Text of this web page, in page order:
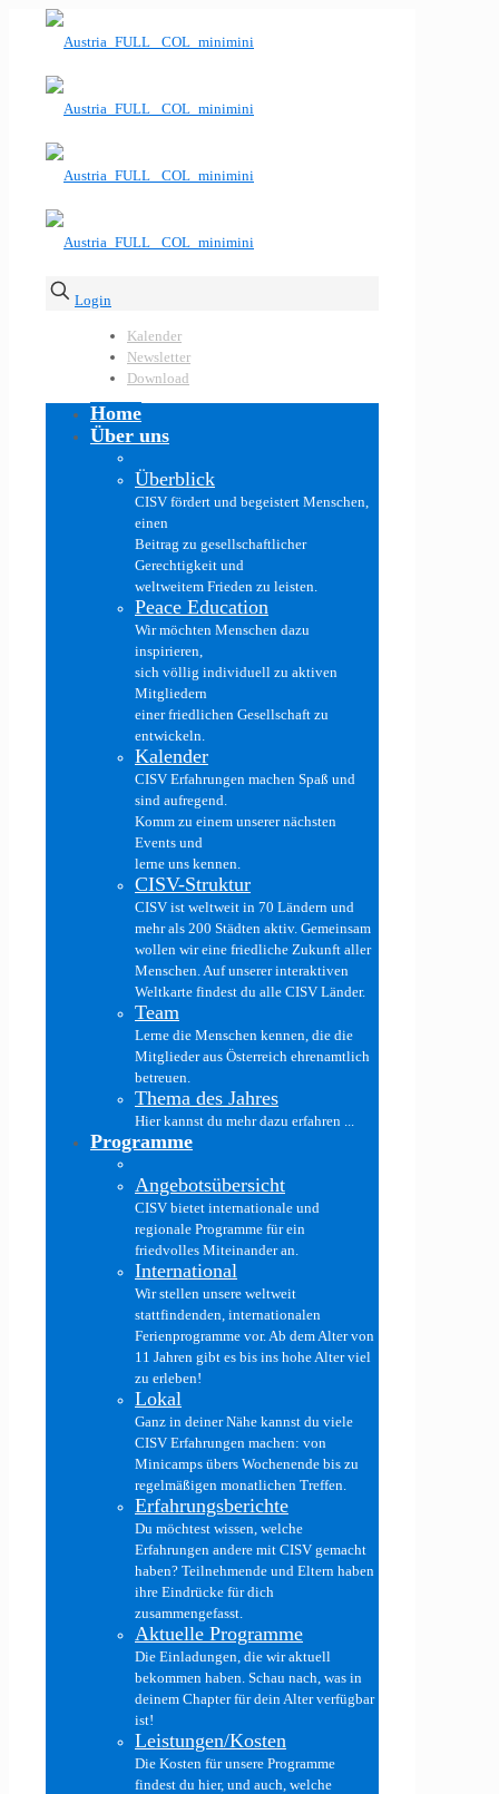
Login
Kalender
Newsletter
Download
Home
Über uns
Überblick
CISV fördert und begeistert Menschen,
einen
Beitrag zu gesellschaftlicher
Gerechtigkeit und
weltweitem Frieden zu leisten.
Peace Education
Wir möchten Menschen dazu
inspirieren,
sich völlig individuell zu aktiven
Mitgliedern
einer friedlichen Gesellschaft zu
entwickeln.
Kalender
CISV Erfahrungen machen Spaß und
sind aufregend.
Komm zu einem unserer nächsten
Events und
lerne uns kennen.
CISV-Struktur
CISV ist weltweit in 70 Ländern und
mehr als 200 Städten aktiv. Gemeinsam
wollen wir eine friedliche Zukunft aller
Menschen. Auf unserer interaktiven
Weltkarte findest du alle CISV Länder.
Team
Lerne die Menschen kennen, die die
Mitglieder aus Österreich ehrenamtlich
betreuen.
Thema des Jahres
Hier kannst du mehr dazu erfahren ...
Programme
Angebotsübersicht
CISV bietet internationale und
regionale Programme für ein
friedvolles Miteinander an.
International
Wir stellen unsere weltweit
stattfindenden, internationalen
Ferienprogramme vor. Ab dem Alter von
11 Jahren gibt es bis ins hohe Alter viel
zu erleben!
Lokal
Ganz in deiner Nähe kannst du viele
CISV Erfahrungen machen: von
Minicamps übers Wochenende bis zu
regelmäßigen monatlichen Treffen.
Erfahrungsberichte
Du möchtest wissen, welche
Erfahrungen andere mit CISV gemacht
haben? Teilnehmende und Eltern haben
ihre Eindrücke für dich
zusammengefasst.
Aktuelle Programme
Die Einladungen, die wir aktuell
bekommen haben. Schau nach, was in
deinem Chapter für dein Alter verfügbar
ist!
Leistungen/Kosten
Die Kosten für unsere Programme
findest du hier, und auch, welche